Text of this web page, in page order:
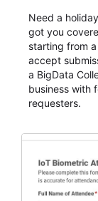
Need a
got you
starting from
accept
a BigData
business with
requesters.